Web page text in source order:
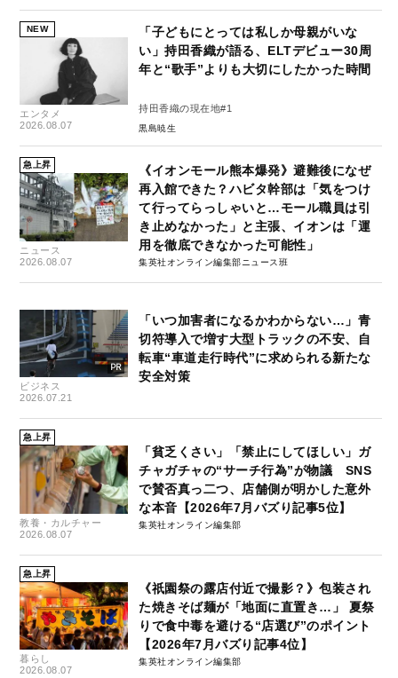
NEW
エンタメ
2026.08.07
「子どもにとっては私しか母親がいな
い」持田香織が語る、ELTデビュー30周
年と“歌手”よりも大切にしたかった時間
持田香織の現在地#1
黒島暁生
急上昇
ニュース
2026.08.07
《イオンモール熊本爆発》避難後になぜ
再入館できた？ハビタ幹部は「気をつけ
て行ってらっしゃいと…モール職員は引
き止めなかった」と主張、イオンは「運
用を徹底できなかった可能性」
集英社オンライン編集部ニュース班
ビジネス
2026.07.21
「いつ加害者になるかわからない…」青
切符導入で増す大型トラックの不安、自
転車“車道走行時代”に求められる新たな
安全対策
急上昇
教養・カルチャー
2026.08.07
「貧乏くさい」「禁止にしてほしい」ガ
チャガチャの“サーチ行為”が物議 SNS
で賛否真っ二つ、店舗側が明かした意外
な本音【2026年7月バズり記事5位】
集英社オンライン編集部
急上昇
暮らし
2026.08.07
《祇園祭の露店付近で撮影？》包装され
た焼きそば麺が「地面に直置き…」 夏祭
りで食中毒を避ける“店選び”のポイント
【2026年7月バズり記事4位】
集英社オンライン編集部